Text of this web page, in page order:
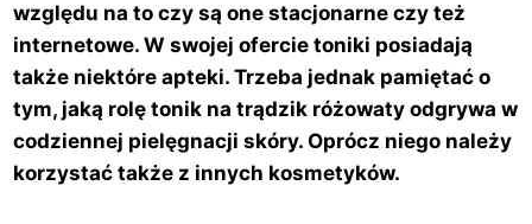
względu na to czy są one stacjonarne czy też
internetowe. W swojej ofercie toniki posiadają
także niektóre apteki. Trzeba jednak pamiętać o
tym, jaką rolę tonik na trądzik różowaty odgrywa w
codziennej pielęgnacji skóry. Oprócz niego należy
korzystać także z innych kosmetyków.